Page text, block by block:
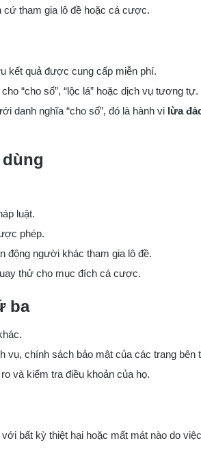
cứ tham gia lô đề hoặc cá cược.
kết quả được cung cấp miễn phí.
“cho số”, “lộc lá” hoặc dịch vụ tương tự.
danh nghĩa “cho số”, đó là hành vi lừa
luật.
phép.
động người khác tham gia lô đề.
thử cho mục đích cá cược.
ba
vụ, chính sách bảo mật của các trang bên
và kiểm tra điều khoản của họ.
bất kỳ thiệt hại hoặc mất mát nào do